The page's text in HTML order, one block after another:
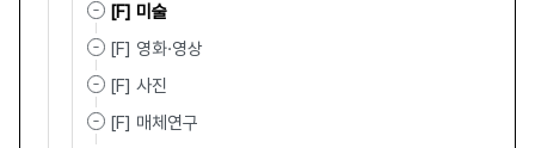
[F] 미술
[F] 영화·영상
[F] 사진
[F] 매체연구